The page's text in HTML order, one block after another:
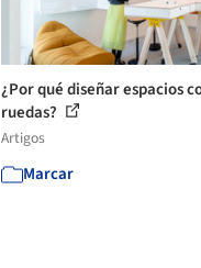
¿Por qué diseñar espacios
ruedas?
Artigos
Marcar